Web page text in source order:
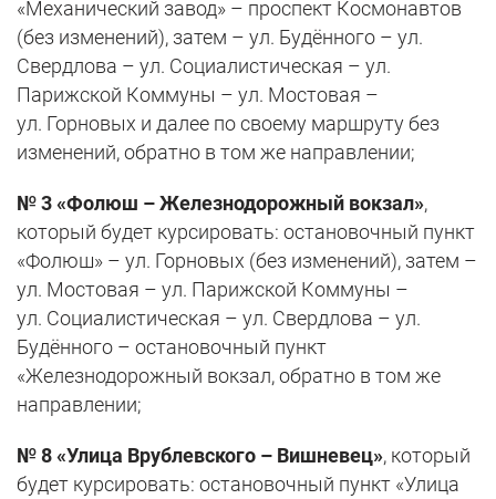
«Механический завод» – проспект Космонавтов
(без изменений), затем – ул. Будённого – ул.
Свердлова – ул. Социалистическая – ул.
Парижской Коммуны – ул. Мостовая –
ул. Горновых и далее по своему маршруту без
изменений, обратно в том же направлении;
№ 3 «Фолюш – Железнодорожный вокзал»,
который будет курсировать: остановочный пункт
«Фолюш» – ул. Горновых (без изменений), затем –
ул. Мостовая – ул. Парижской Коммуны –
ул. Социалистическая – ул. Свердлова – ул.
Будённого – остановочный пункт
«Железнодорожный вокзал, обратно в том же
направлении;
№ 8 «Улица Врублевского – Вишневец», который
будет курсировать: остановочный пункт «Улица